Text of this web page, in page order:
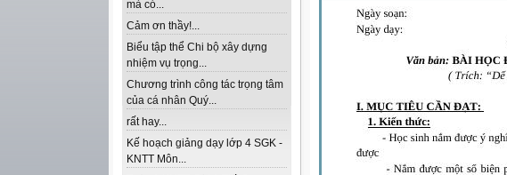
mà có...
Cảm ơn thầy!...
Biểu tập thể Chi bộ xây dựng
nhiệm vụ trọng...
Chương trình công tác trọng tâm
của cá nhân Quý...
rất hay...
Kế hoạch giảng dạy lớp 4 SGK -
KNTT Môn...